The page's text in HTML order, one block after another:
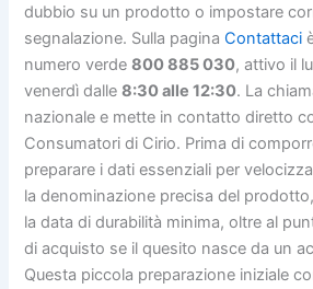
dubbio su un prodotto o impostare
segnalazione. Sulla paginaContattaci
numero verde800 885 030, attivo il
venerdì dalle8:30 alle 12:30. La
nazionale e mette in contatto diretto
Consumatori di Cirio. Prima di
preparare i dati essenziali per
la denominazione precisa del
la data di durabilità minima, oltre al
di acquisto se il quesito nasce da un
Questa piccola preparazione iniziale